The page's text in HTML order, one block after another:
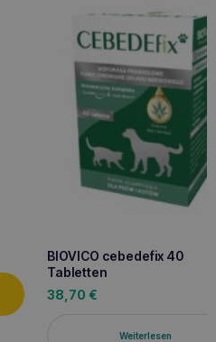
BIOVICO cebedefix 40
Tabletten
38,70 €
Weiterlesen